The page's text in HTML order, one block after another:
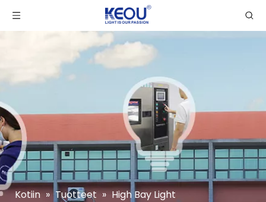
Kotiin » Tuotteet » High Bay Light